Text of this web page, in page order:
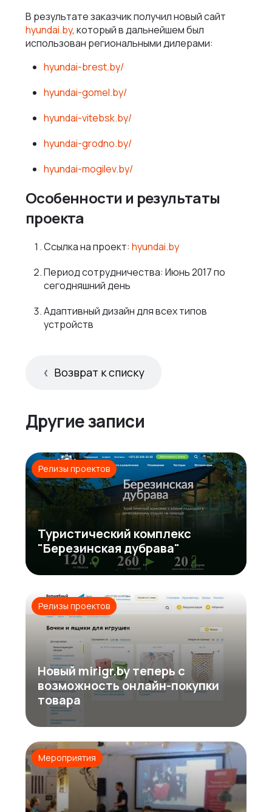
В результате заказчик получил новый сайт
hyundai.by, который в дальнейшем был
использован региональными дилерами:
hyundai-brest.by/
hyundai-gomel.by/
hyundai-vitebsk.by/
hyundai-grodno.by/
hyundai-mogilev.by/
Особенности и результаты
проекта
Ссылка на проект: hyundai.by
Период сотрудничества: Июнь 2017 по
сегодняшний день
Адаптивный дизайн для всех типов
устройств
Возврат к списку
Другие записи
Релизы проектов
Туристический комплекс
"Березинская дубрава"
Релизы проектов
Новый mirigr.by теперь с
возможность онлайн-покупки
товара
Мероприятия